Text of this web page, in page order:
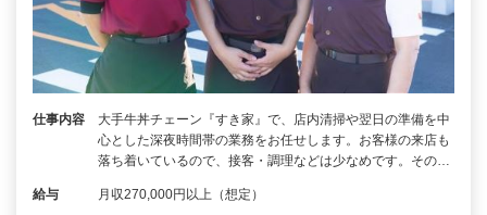
仕事内容
大手牛丼チェーン『すき家』で、店内清掃や翌日の準備を中
心とした深夜時間帯の業務をお任せします。お客様の来店も
落ち着いているので、接客・調理などは少なめです。その…
給与 月収270,000円以上（想定）